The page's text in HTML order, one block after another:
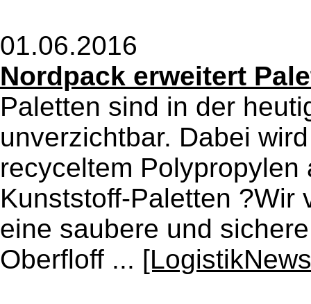
01.06.2016
Nordpack erweitert
Paletten sind in der
unverzichtbar. Dabei
recyceltem Polypropylen
Kunststoff-Paletten ?Wir
eine saubere und
Oberfloff ...